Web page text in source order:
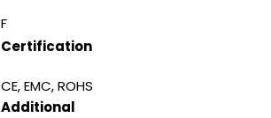
F
Certification
CE, EMC, ROHS
Additional